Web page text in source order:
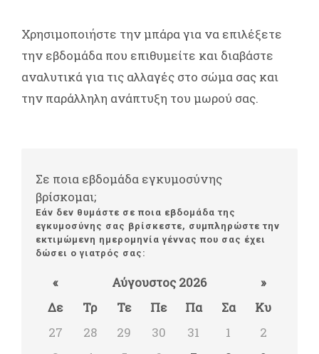
Χρησιμοποιήστε την μπάρα για να επιλέξετε
την εβδομάδα που επιθυμείτε και διαβάστε
αναλυτικά για τις αλλαγές στο σώμα σας και
την παράλληλη ανάπτυξη του μωρού σας.
Σε ποια εβδομάδα εγκυμοσύνης
βρίσκομαι;
Εάν δεν θυμάστε σε ποια εβδομάδα της
εγκυμοσύνης σας βρίσκεστε, συμπληρώστε την
εκτιμώμενη ημερομηνία γέννας που σας έχει
δώσει ο γιατρός σας:
« Αύγουστος 2026
»
Δε
Τρ Τε Πε Πα Σα
Κυ
27
28 29 30 31 1
2